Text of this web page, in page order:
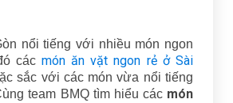
nổi tiếng với nhiều món ngon
các món ăn vặt ngon rẻ ở Sài
sắc với các món vừa nổi tiếng
team BMQ tìm hiểu các món